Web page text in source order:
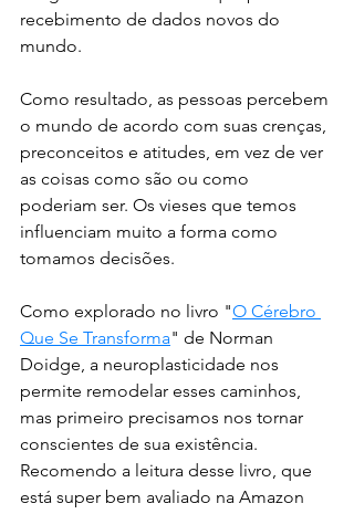
recebimento de dados novos do
mundo.
Como resultado, as pessoas percebem
o mundo de acordo com suas crenças,
preconceitos e atitudes, em vez de ver
as coisas como são ou como
poderiam ser. Os vieses que temos
influenciam muito a forma como
tomamos decisões.
Como explorado no livro "O Cérebro
Que Se Transforma" de Norman
Doidge, a neuroplasticidade nos
permite remodelar esses caminhos,
mas primeiro precisamos nos tornar
conscientes de sua existência.
Recomendo a leitura desse livro, que
está super bem avaliado na Amazon